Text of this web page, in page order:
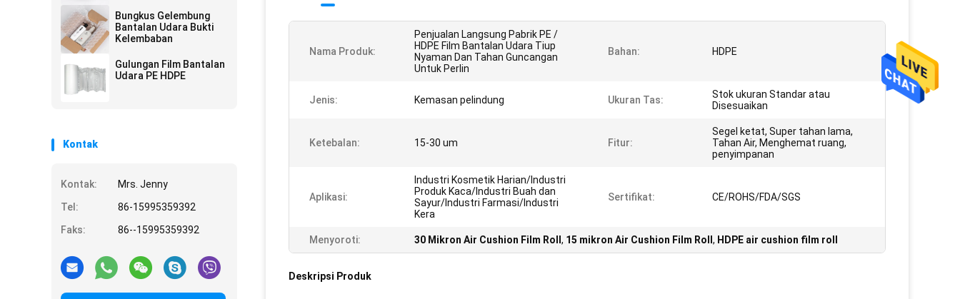
Bungkus Gelembung
Bantalan Udara Bukti
Kelembaban
Gulungan Film Bantalan
Udara PE HDPE
Kontak
Kontak:
Mrs. Jenny
Tel:
86-15995359392
Faks:
86--15995359392
Nama Produk:
Penjualan Langsung Pabrik PE /
HDPE Film Bantalan Udara Tiup
Nyaman Dan Tahan Guncangan
Untuk Perlin
Bahan: HDPE
Jenis: Kemasan pelindung Ukuran Tas:
Stok ukuran Standar atau
Disesuaikan
Ketebalan: 15-30 um Fitur:
Segel ketat, Super tahan lama,
Tahan Air, Menghemat ruang,
penyimpanan
Aplikasi:
Industri Kosmetik Harian/Industri
Produk Kaca/Industri Buah dan
Sayur/Industri Farmasi/Industri
Kera
Sertifikat: CE/ROHS/FDA/SGS
Menyoroti: 30 Mikron Air Cushion Film Roll , 15 mikron Air Cushion Film Roll , HDPE air cushion film roll
Deskripsi Produk